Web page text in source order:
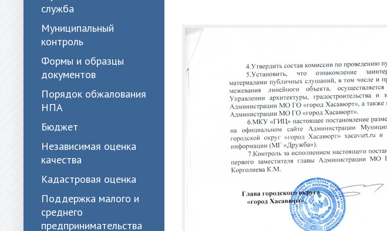
служба
Муниципальный
контроль
Формы и образцы
документов
Порядок обжалования
НПА
Бюджет
Независимая оценка
качества
Кадастровая оценка
Поддержка малого и
среднего
предпринимательства